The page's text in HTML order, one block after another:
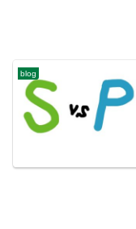
blog